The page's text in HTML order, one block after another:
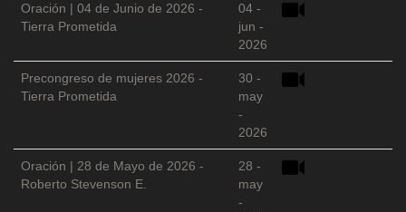
Oración | 04 de Junio de 2026 -
Tierra Prometida
04 -
jun -
2026
Precongreso de mujeres 2026 -
Tierra Prometida
30 -
may
-
2026
Oración | 28 de Mayo de 2026 -
Roberto Stevenson E.
28 -
may
-